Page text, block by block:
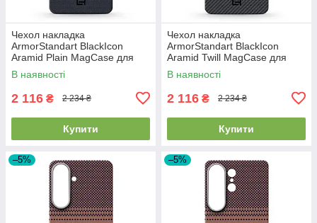
Чехол накладка
ArmorStandart BlackIcon
Aramid Plain MagCase для
Samsung S26 Plus Black
(ARM90165)
В наявності
2 116 ₴ 2 234 ₴
Купити
Чехол накладка
ArmorStandart BlackIcon
Aramid Twill MagCase для
Samsung S26 Plus Black
(ARM90146)
В наявності
2 116 ₴ 2 234 ₴
Купити
–5% –5%